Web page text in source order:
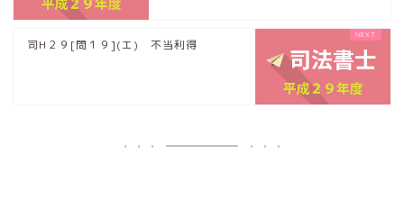
司H２９[問１９](エ) 不当利得